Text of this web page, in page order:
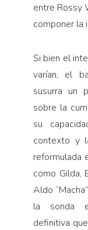
entre Rossy
componer la
Si bien el
varían, el
susurra un
sobre la
su
contexto y
reformulada
como Gilda,
Aldo
la sonda
definitiva